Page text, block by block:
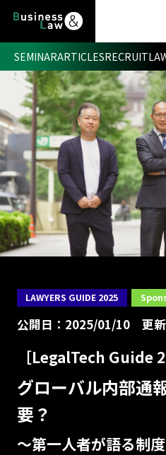
セミナー ・ 記事
セミナー
記事
リクルート
SEMINARARTICLESRECRUIT
LAWYERS GUIDE 2025
公開日：2025/01/10更新
［LegalTech Guide
グローバル内部通
要？
～第一人者が語る制